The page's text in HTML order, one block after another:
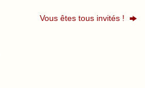
Vous êtes tous invités !